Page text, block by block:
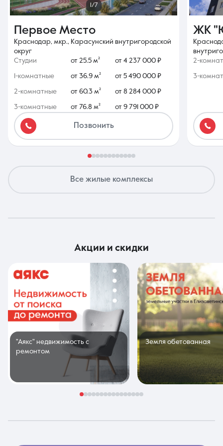
1/7
Первое Место
Краснодар, мкр., Карасунский внутригородской
округ
Студии
от 25.5 м² от 4 237 000 ₽
1-комнатные от 36.9 м² от 5 490 000 ₽
2-комнатные от 60.3 м² от 8 284 000 ₽
3-комнатные от 76.8 м² от 9 791 000 ₽
Позвонить
ЖК
2-
3-
Все жилые комплексы
акции и скидки
"Аякс" недвижимость с
ремонтом
Земля обетованная